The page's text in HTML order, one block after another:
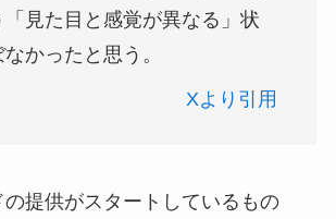
「見た目と感覚が異なる」状
かったと思う。
Xより引用
提供がスタートしているもの